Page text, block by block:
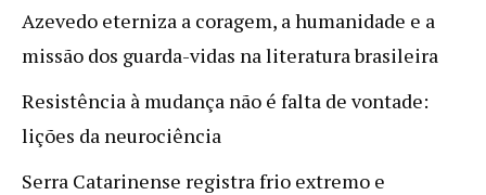
Azevedo eterniza a coragem, a humanidade e a
missão dos guarda-vidas na literatura brasileira
Resistência à mudança não é falta de vontade:
lições da neurociência
Serra Catarinense registra frio extremo e